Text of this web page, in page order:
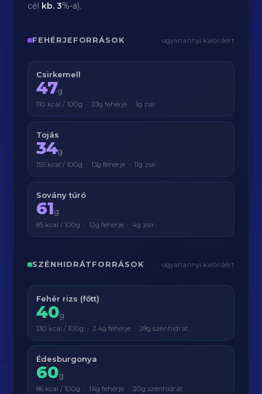
cél kb.3%-a).
FEHÉRJEFORRÁSOK ugyanannyi kalóriáért
Csirkemell
47g
110 kcal / 100g · 23g fehérje · 1g zsír
Tojás
34g
155 kcal / 100g · 13g fehérje · 11g zsír
Sovány túró
61g
85 kcal / 100g · 12g fehérje · 4g zsír
SZÉNHIDRÁTFORRÁSOK ugyanannyi kalóriáért
Fehér rizs (főtt)
40g
130 kcal / 100g · 2.4g fehérje · 28g szénhidrát
Édesburgonya
60g
86 kcal / 100g · 1.6g fehérje · 20g szénhidrát